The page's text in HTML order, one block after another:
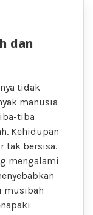
dan
tidak
manusia
tiba
Kehidupan
tak bersisa.
mengalami
musibah